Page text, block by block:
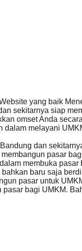
yang baik
sekitarnya siap
omset Anda
melayani
dan
pasar
membuka
bahkan baru saja
pasar untuk
pasar bagi UMKM.